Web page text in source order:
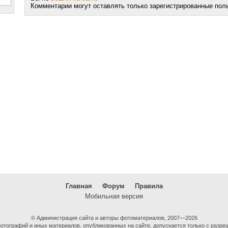
Комментарии могут оставлять только зарегистрированные
Главная Форум
Правила
Мобильная версия
© Администрация сайта и авторы фотоматериалов, 2007—2026
и иных материалов, опубликованных на сайте, допускается только с